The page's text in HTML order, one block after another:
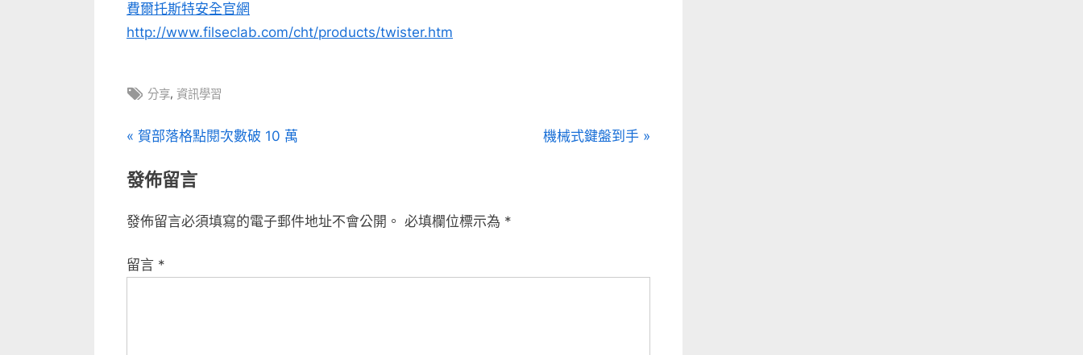
費爾托斯特安全官網
http://www.filseclab.com/cht/products/twister.htm
Tags:
分享, 資訊學習
文
章
導
覽
P
e
i
u
賀部落格點閱次數破 10 萬
N
s
機械式鍵盤到手
發佈留言
發佈留言必須填寫的電子郵件地址不會公開。 必填欄位標示為 *
留言 *